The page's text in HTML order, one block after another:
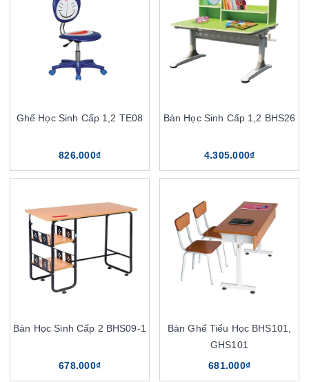
Ghế Học Sinh Cấp 1,2 TE08
826.000₫
Bàn Học Sinh Cấp 1,2 BHS26
4.305.000₫
Bàn Học Sinh Cấp 2 BHS09-1
678.000₫
Bàn Ghế Tiểu Học BHS101,
GHS101
681.000₫